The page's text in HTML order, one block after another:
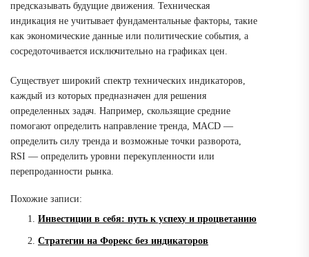
предсказывать будущие движения. Техническая
индикация не учитывает фундаментальные факторы, такие
как экономические данные или политические события, а
сосредоточивается исключительно на графиках цен.
Существует широкий спектр технических индикаторов,
каждый из которых предназначен для решения
определенных задач. Например, скользящие средние
помогают определить направление тренда, MACD —
определить силу тренда и возможные точки разворота,
RSI ― определить уровни перекупленности или
перепроданности рынка.
Похожие записи:
Инвестиции в себя: путь к успеху и процветанию
Стратегии на Форекс без индикаторов